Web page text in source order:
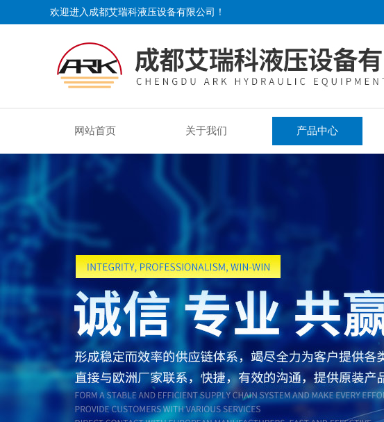
欢迎进入成都艾瑞科液压设备有限公司！
网站首页 关于我们 产品中心